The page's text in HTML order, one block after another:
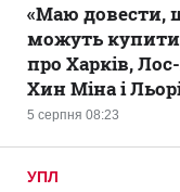
5 серпня 08:23
«Маю довести,
можуть
про Харків,
Хин Міна і
УПЛ